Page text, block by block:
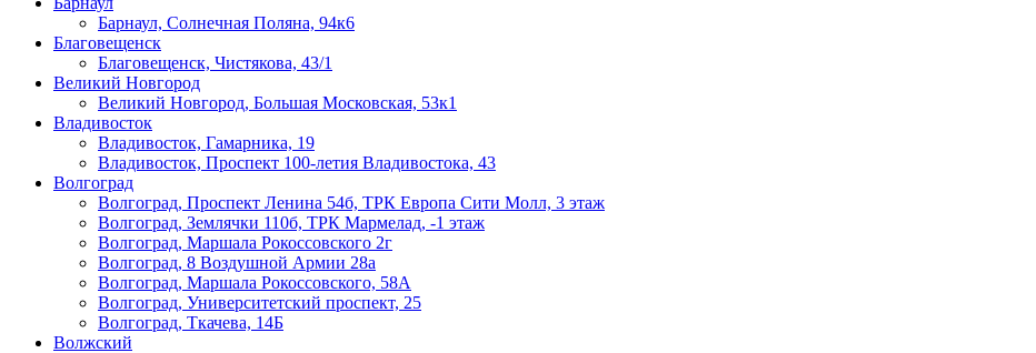
Барнаул, Солнечная Поляна, 94к6
Благовещенск
Благовещенск, Чистякова, 43/1
Великий Новгород
Великий Новгород, Большая Московская, 53к1
Владивосток
Владивосток, Гамарника, 19
Владивосток, Проспект 100-летия Владивостока, 43
Волгоград
Волгоград, Проспект Ленина 54б, ТРК Европа Сити Молл, 3 этаж
Волгоград, Землячки 110б, ТРК Мармелад, -1 этаж
Волгоград, Маршала Рокоссовского 2г
Волгоград, 8 Воздушной Армии 28а
Волгоград, Маршала Рокоссовского, 58А
Волгоград, Университетский проспект, 25
Волгоград, Ткачева, 14Б
Волжский